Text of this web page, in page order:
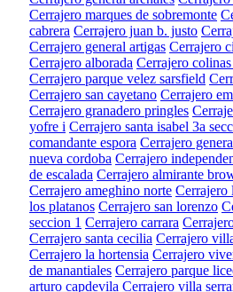
Cerrajero marques de sobremonte
cabrera Cerrajero juan b. justo
Cerrajero general artigas Cerrajero
Cerrajero alborada Cerrajero
Cerrajero parque velez sarsfield
Cerrajero san cayetano Cerrajero
Cerrajero granadero pringles
yofre i Cerrajero santa isabel 3a
comandante espora Cerrajero
nueva cordoba Cerrajero
de escalada Cerrajero almirante
Cerrajero ameghino norte Cerrajero
los platanos Cerrajero san lorenzo
seccion 1 Cerrajero carrara
Cerrajero santa cecilia Cerrajero
Cerrajero la hortensia Cerrajero
de manantiales Cerrajero parque
arturo capdevila Cerrajero villa